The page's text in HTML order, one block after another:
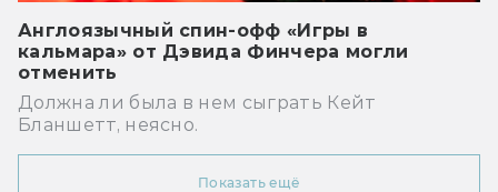
Англоязычный спин-офф «Игры в
кальмара» от Дэвида Финчера могли
отменить
Должна ли была в нем сыграть Кейт
Бланшетт, неясно.
Показать ещё